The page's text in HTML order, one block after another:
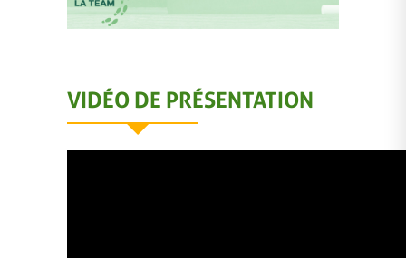
VIDÉO DE PRÉSENTATION